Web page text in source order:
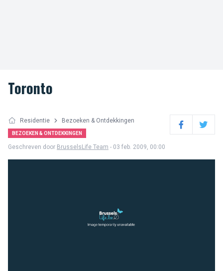
Toronto
Residentie Bezoeken & Ontdekkingen
BEZOEKEN & ONTDEKKINGEN FacebookTwitter
Geschreven door BrusselsLife Team - 03 feb. 2009, 00:00